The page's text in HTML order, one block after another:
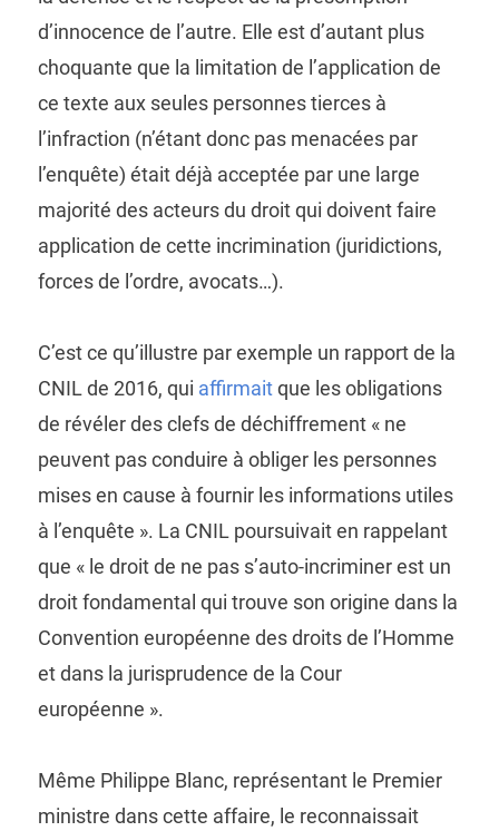
d’innocence de l’autre. Elle est d’autant plus
choquante que la limitation de l’application de
ce texte aux seules personnes tierces à
l’infraction (n’étant donc pas menacées par
l’enquête) était déjà acceptée par une large
majorité des acteurs du droit qui doivent faire
application de cette incrimination (juridictions,
forces de l’ordre, avocats…).
C’est ce qu’illustre par exemple un rapport de la
CNIL de 2016, qui affirmaitque les obligations
de révéler des clefs de déchiffrement « ne
peuvent pas conduire à obliger les personnes
mises en cause à fournir les informations utiles
à l’enquête ». La CNIL poursuivait en rappelant
que « le droit de ne pas s’auto-incriminer est un
droit fondamental qui trouve son origine dans la
Convention européenne des droits de l’Homme
et dans la jurisprudence de la Cour
européenne ».
Même Philippe Blanc, représentant le Premier
ministre dans cette affaire, le reconnaissait